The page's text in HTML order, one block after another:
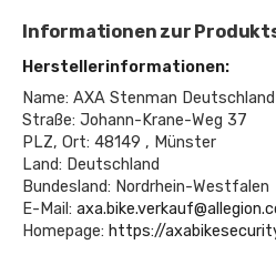
Informationen zur
Herstellerinformationen:
Name: AXA Stenman Deutschland
Straße: Johann-Krane-Weg 37
PLZ, Ort: 48149 , Münster
Land: Deutschland
Bundesland: Nordrhein-Westfalen
E-Mail:
Homepage: https://